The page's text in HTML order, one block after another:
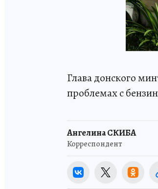
Глава донского
проблемах с
Ангелина СКИБА
Корреспондент